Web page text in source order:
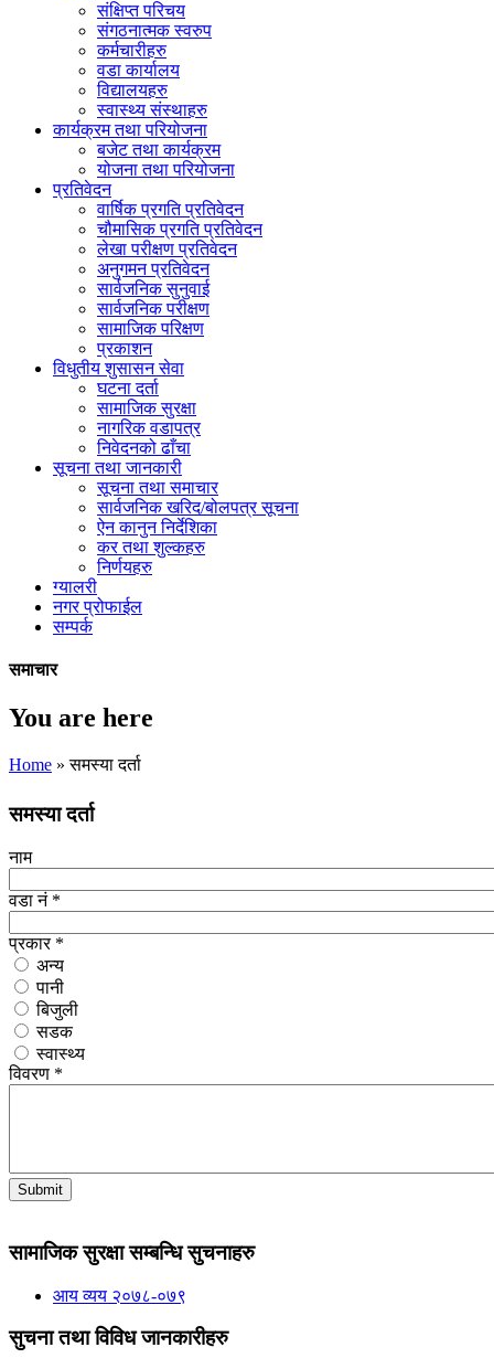
संक्षिप्त परिचय
संगठनात्मक स्वरुप
कर्मचारीहरु
वडा कार्यालय
विद्यालयहरु
स्वास्थ्य संस्थाहरु
कार्यक्रम तथा परियोजना
बजेट तथा कार्यक्रम
योजना तथा परियोजना
प्रतिवेदन
वार्षिक प्रगति प्रतिवेदन
चौमासिक प्रगति प्रतिवेदन
लेखा परीक्षण प्रतिवेदन
अनुगमन प्रतिवेदन
सार्वजनिक सुनुवाई
सार्वजनिक परीक्षण
सामाजिक परिक्षण
प्रकाशन
विधुतीय शुसासन सेवा
घटना दर्ता
सामाजिक सुरक्षा
नागरिक वडापत्र
निवेदनको ढाँचा
सूचना तथा जानकारी
सूचना तथा समाचार
सार्वजनिक खरिद/बोलपत्र सूचना
ऐन कानुन निर्देशिका
कर तथा शुल्कहरु
निर्णयहरु
ग्यालरी
नगर प्रोफाईल
सम्पर्क
समाचार
You are here
Home » समस्या दर्ता
समस्या दर्ता
नाम
वडा नं *
प्रकार *
अन्य
पानी
बिजुली
सडक
स्वास्थ्य
विवरण *
सामाजिक सुरक्षा सम्बन्धि सुचनाहरु
आय व्यय २०७८-०७९
सुचना तथा विविध जानकारीहरु